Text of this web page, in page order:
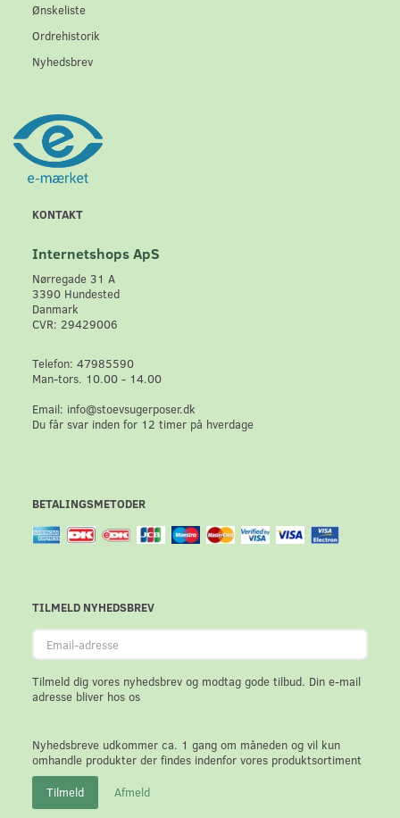
Ønskeliste
Ordrehistorik
Nyhedsbrev
KONTAKT
Internetshops ApS
Nørregade 31 A
3390 Hundested
Danmark
CVR: 29429006
Telefon: 47985590
Man-tors. 10.00 - 14.00
Email: info@stoevsugerposer.dk
Du får svar inden for 12 timer på hverdage
BETALINGSMETODER
TILMELD NYHEDSBREV
Email-
adresse
Tilmeld dig vores nyhedsbrev og modtag gode tilbud. Din e-mail
adresse bliver hos os
Nyhedsbreve udkommer ca. 1 gang om måneden og vil kun
omhandle produkter der findes indenfor vores produktsortiment
Tilmeld Afmeld